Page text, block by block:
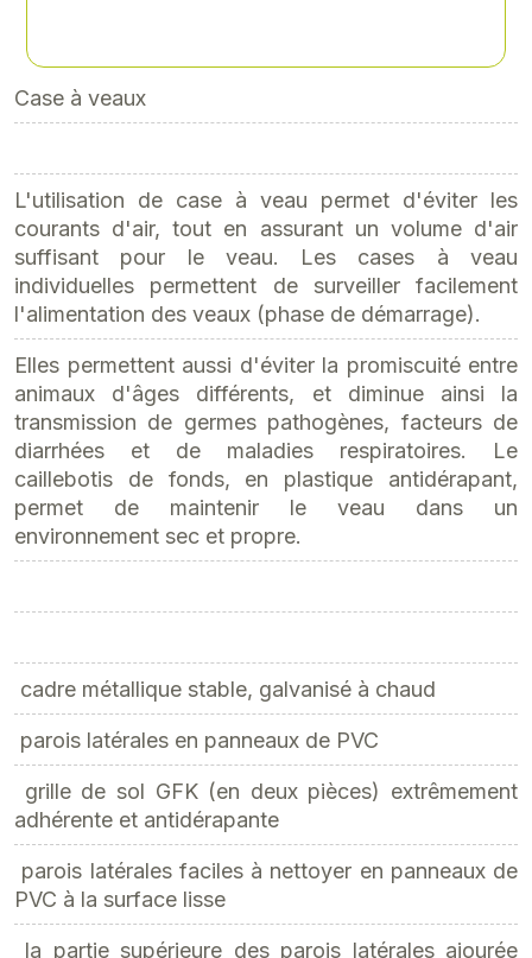
Case à veaux
L'utilisation de case à veau permet d'éviter les
courants d'air, tout en assurant un volume d'air
suffisant pour le veau. Les cases à veau
individuelles permettent de surveiller facilement
l'alimentation des veaux (phase de démarrage).
Elles permettent aussi d'éviter la promiscuité entre
animaux d'âges différents, et diminue ainsi la
transmission de germes pathogènes, facteurs de
diarrhées et de maladies respiratoires. Le
caillebotis de fonds, en plastique antidérapant,
permet de maintenir le veau dans un
environnement sec et propre.
 cadre métallique stable, galvanisé à chaud
 parois latérales en panneaux de PVC
 grille de sol GFK (en deux pièces) extrêmement
adhérente et antidérapante
 parois latérales faciles à nettoyer en panneaux de
PVC à la surface lisse
 la partie supérieure des parois latérales ajourée